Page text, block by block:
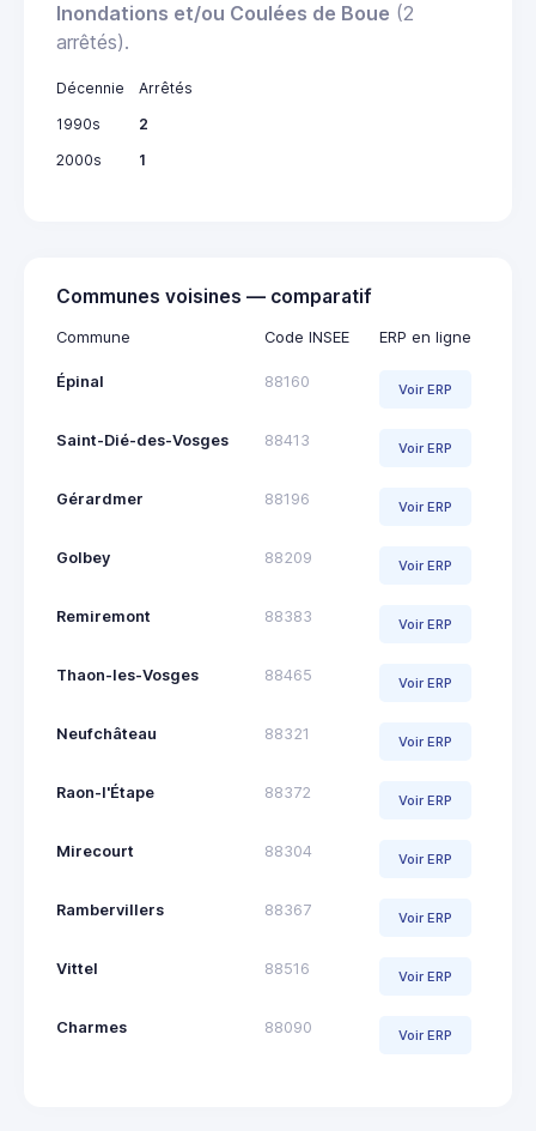
Inondations et/ou Coulées de Boue (2
arrêtés).
Décennie
Arrêtés
1990s
2
2000s
1
Communes voisines — comparatif
Commune Code INSEE ERP en ligne
Épinal 88160 Voir ERP
Saint-Dié-des-Vosges 88413 Voir ERP
Gérardmer 88196 Voir ERP
Golbey 88209 Voir ERP
Remiremont 88383 Voir ERP
Thaon-les-Vosges 88465 Voir ERP
Neufchâteau 88321 Voir ERP
Raon-l'Étape 88372 Voir ERP
Mirecourt 88304 Voir ERP
Rambervillers 88367 Voir ERP
Vittel 88516 Voir ERP
Charmes 88090 Voir ERP